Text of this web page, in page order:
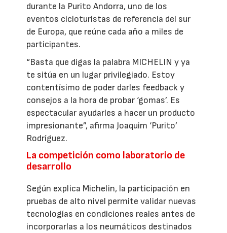
durante la Purito Andorra, uno de los
eventos cicloturistas de referencia del sur
de Europa, que reúne cada año a miles de
participantes.
“Basta que digas la palabra MICHELIN y ya
te sitúa en un lugar privilegiado. Estoy
contentísimo de poder darles feedback y
consejos a la hora de probar ‘gomas’. Es
espectacular ayudarles a hacer un producto
impresionante”, afirma Joaquim ‘Purito’
Rodríguez.
La competición como laboratorio de
desarrollo
Según explica Michelin, la participación en
pruebas de alto nivel permite validar nuevas
tecnologías en condiciones reales antes de
incorporarlas a los neumáticos destinados